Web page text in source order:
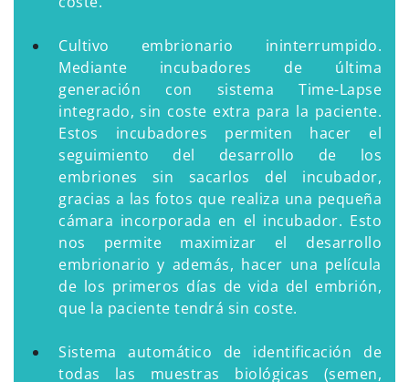
Cultivo embrionario ininterrumpido.
Mediante incubadores de última
generación con sistema Time-Lapse
integrado, sin coste extra para la paciente.
Estos incubadores permiten hacer el
seguimiento del desarrollo de los
embriones sin sacarlos del incubador,
gracias a las fotos que realiza una pequeña
cámara incorporada en el incubador. Esto
nos permite maximizar el desarrollo
embrionario y además, hacer una película
de los primeros días de vida del embrión,
que la paciente tendrá sin coste.
Sistema automático de identificación de
todas las muestras biológicas (semen,